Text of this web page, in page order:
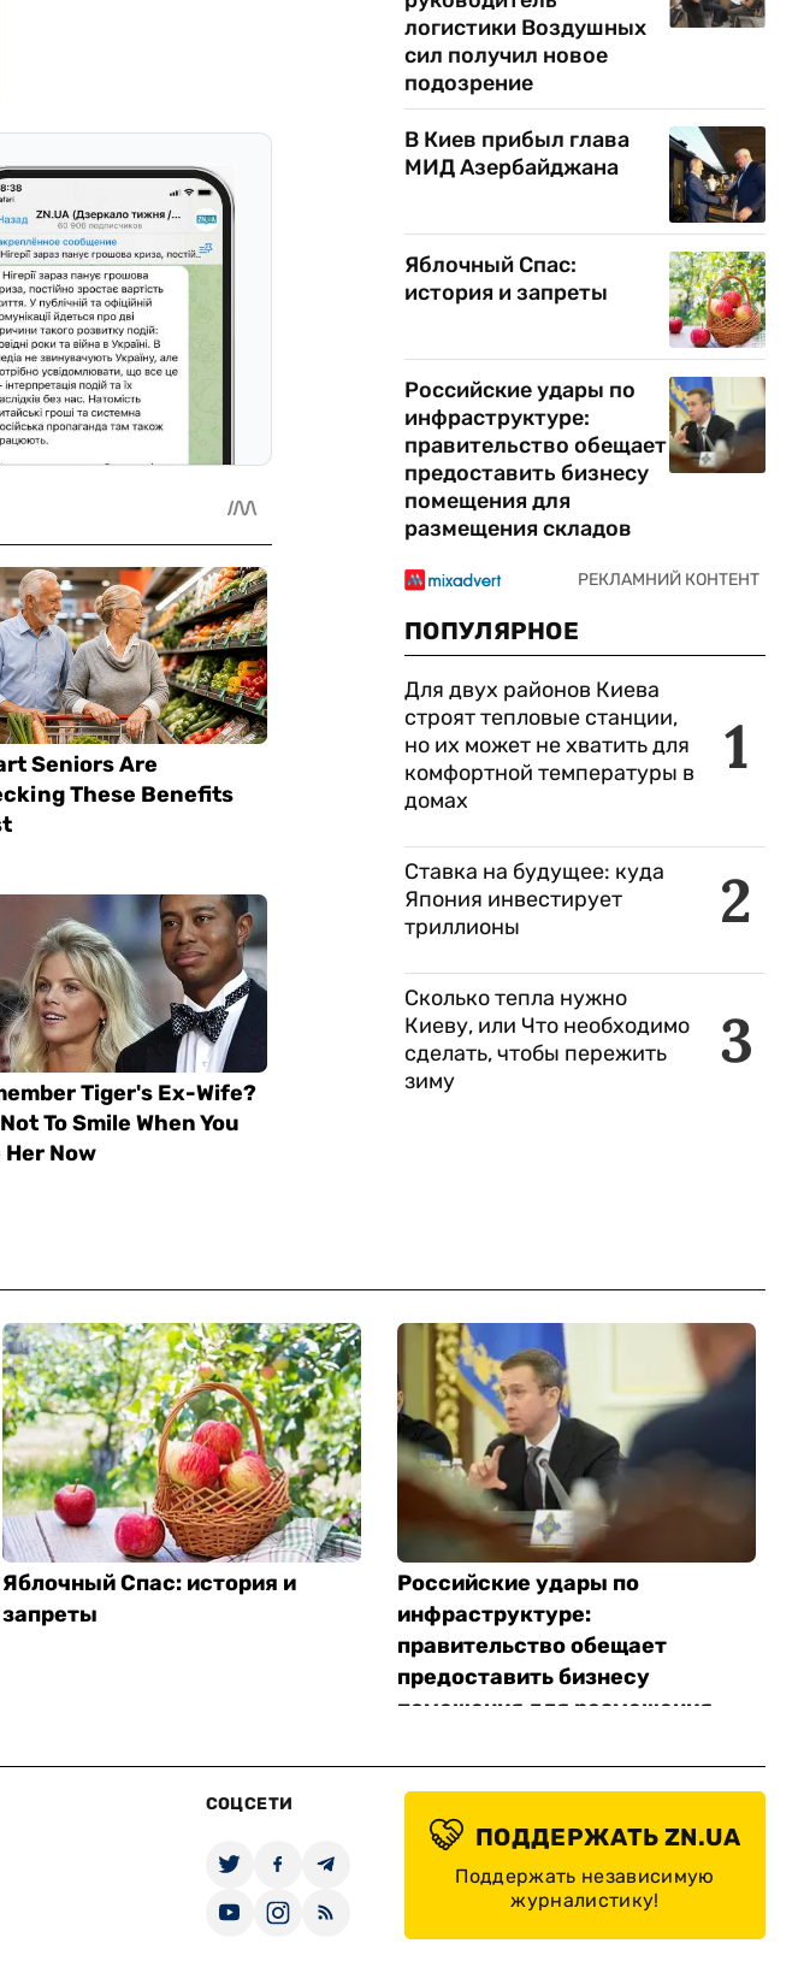
логистики Воздушных
сил получил новое
подозрение
В Киев прибыл глава
МИД Азербайджана
Яблочный Спас:
история и запреты
Российские удары по
инфраструктуре:
правительство обещает
предоставить бизнесу
помещения для
размещения складов
ПОПУЛЯРНОЕ
1
Для двух районов Киева
строят тепловые станции,
но их может не хватить для
комфортной температуры в
домах
2
Ставка на будущее: куда
Япония инвестирует
триллионы
3
Сколько тепла нужно
Киеву, или Что необходимо
сделать, чтобы пережить
зиму
Яблочный Спас: история и
запреты
Российские удары по
инфраструктуре:
правительство обещает
предоставить бизнесу
помещения для размещения
СОЦСЕТИ
ПОДДЕРЖАТЬ ZN.UA
Поддержать независимую
журналистику!